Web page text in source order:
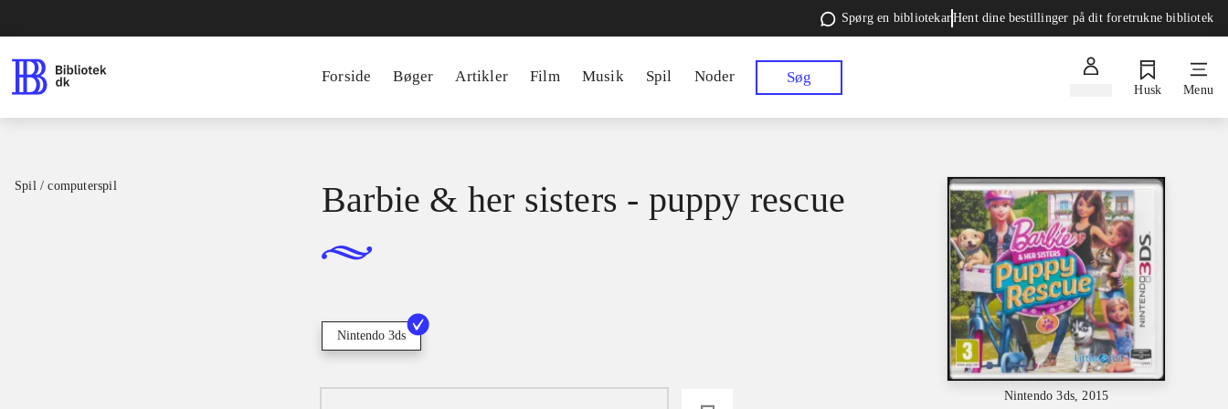
Spørg en bibliotekarHent dine bestillinger på dit foretrukne bibliotek
Forside Bøger Artikler Film Musik Spil Noder Søg
Husk Menu
Spil / computerspil
Nintendo 3ds, 2015
Barbie & her sisters - puppy rescue
Nintendo 3ds